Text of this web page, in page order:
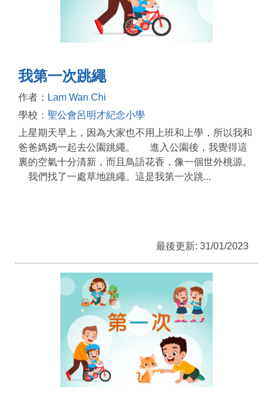
我第一次跳繩
作者： Lam Wan Chi
學校： 聖公會呂明才紀念小學
上星期天早上，因為大家也不用上班和上學，所以我和
爸爸媽媽一起去公園跳繩。 進入公園後，我覺得這
裏的空氣十分清新，而且鳥語花香，像一個世外桃源。
我們找了一處草地跳繩。這是我第一次跳...
最後更新: 31/01/2023